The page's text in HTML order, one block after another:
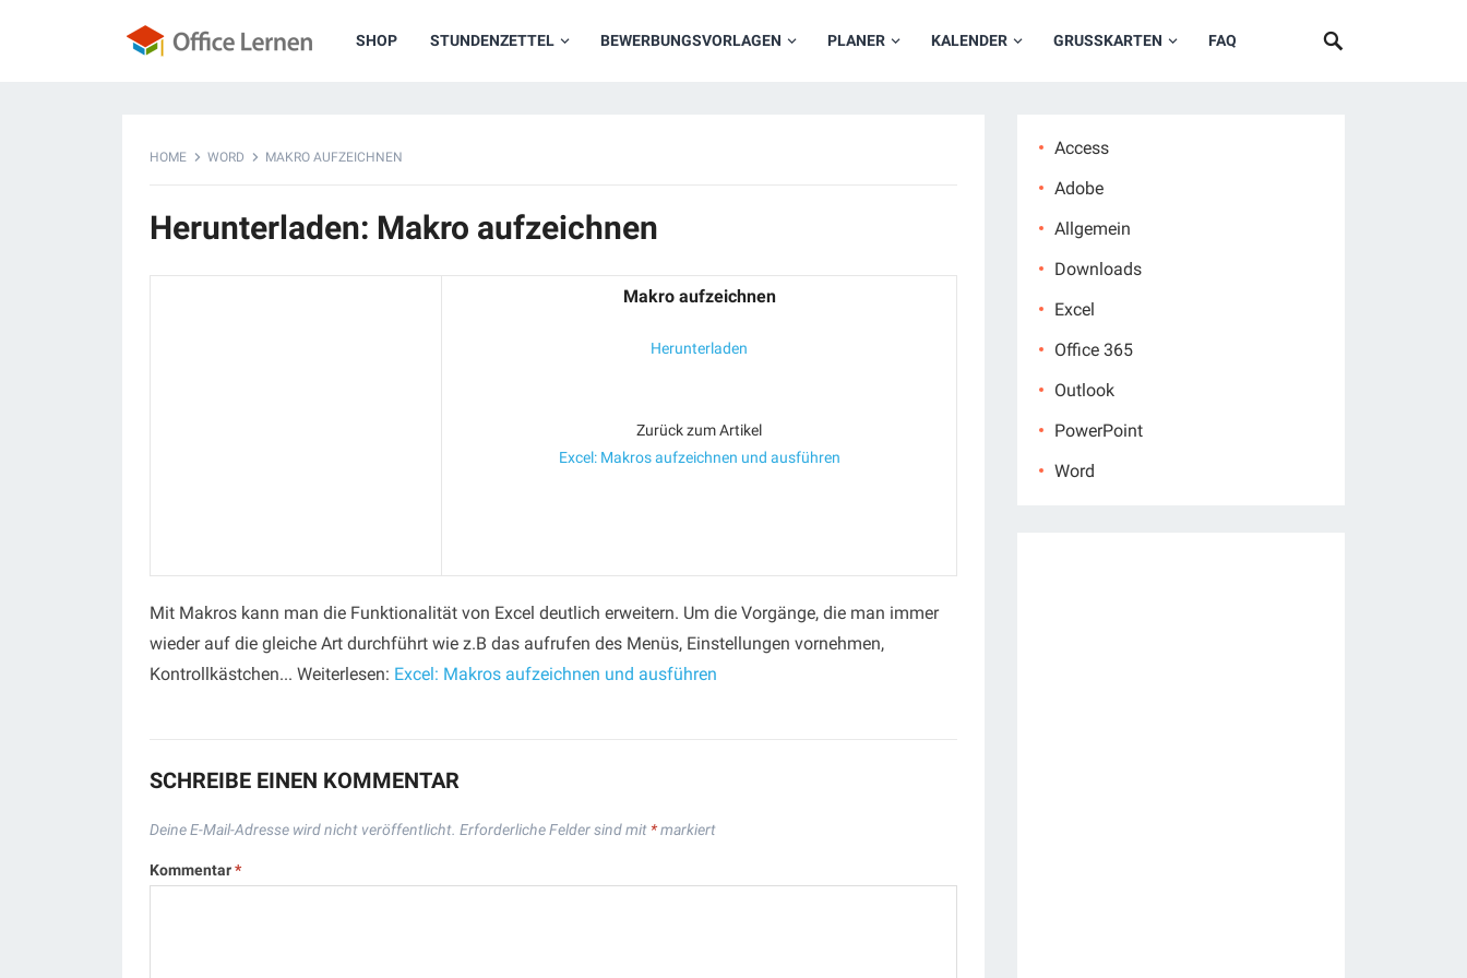
SHOP STUNDENZETTEL BEWERBUNGSVORLAGEN PLANER KALENDER GRUSSKARTEN FAQ
HOME WORD MAKRO AUFZEICHNEN
Herunterladen: Makro aufzeichnen
Makro aufzeichnen
Herunterladen
Zurück zum Artikel
Excel: Makros aufzeichnen und ausführen
Mit Makros kann man die Funktionalität von Excel deutlich erweitern. Um die Vorgänge, die man immer
wieder auf die gleiche Art durchführt wie z.B das aufrufen des Menüs, Einstellungen vornehmen,
Kontrollkästchen... Weiterlesen: Excel: Makros aufzeichnen und ausführen
SCHREIBE EINEN KOMMENTAR
Deine E-Mail-Adresse wird nicht veröffentlicht. Erforderliche Felder sind mit *markiert
Kommentar*
Access
Adobe
Allgemein
Downloads
Excel
Office 365
Outlook
PowerPoint
Word